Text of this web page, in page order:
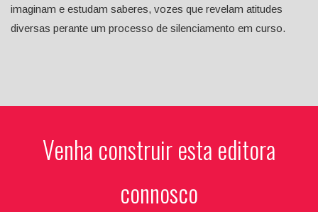
imaginam e estudam saberes, vozes que revelam atitudes
diversas perante um processo de silenciamento em curso.
Venha construir esta editora
connosco